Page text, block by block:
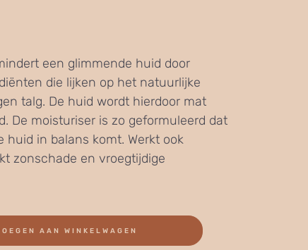
een glimmende huid door
die lijken op het natuurlijke
talg. De huid wordt hierdoor mat
De moisturiser is zo geformuleerd dat
in balans komt. Werkt ook
zonschade en vroegtijdige
AAN WINKELWAGEN